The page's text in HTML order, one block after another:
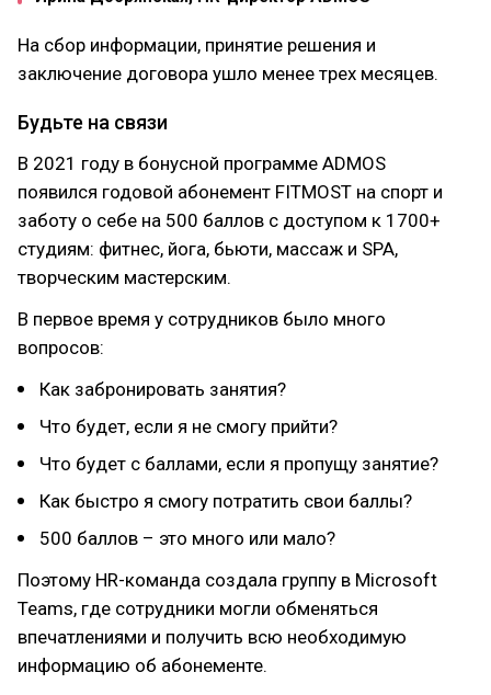
На сбор информации, принятие решения и
заключение договора ушло менее трех месяцев.
Будьте на связи
В 2021 году в бонусной программе ADMOS
появился годовой абонемент FITMOST на спорт и
заботу о себе на 500 баллов с доступом к 1700+
студиям: фитнес, йога, бьюти, массаж и SPA,
творческим мастерским.
В первое время у сотрудников было много
вопросов:
Как забронировать занятия?
Что будет, если я не смогу прийти?
Что будет с баллами, если я пропущу занятие?
Как быстро я смогу потратить свои баллы?
500 баллов – это много или мало?
Поэтому HR-команда создала группу в Microsoft
Teams, где сотрудники могли обменяться
впечатлениями и получить всю необходимую
информацию об абонементе.